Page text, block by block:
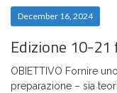
December 16, 2024
Edizione 10-
OBIETTIVO Fornire
preparazione – sia